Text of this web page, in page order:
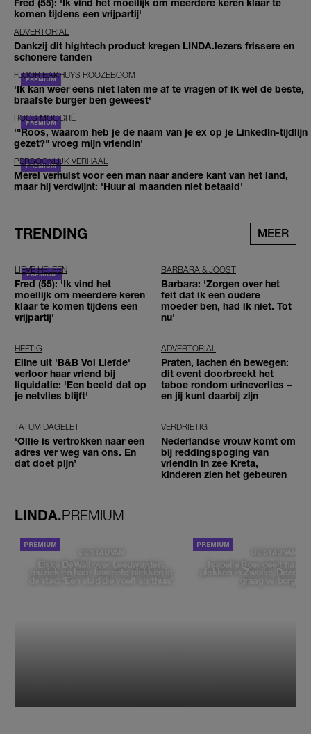
komen tijdens een vrijpartij'
ADVERTORIAL
Dankzij dit hightech product kregen LINDA.lezers frissere en
schonere tanden
FLOOR BAKHUYS ROOZEBOOM
'Ik kan weer eens niet laten me af te vragen of ik wel de beste,
braafste burger ben geweest'
ROOS MOGGRÉ
'"Roos, waarom heb je de naam van je ex op je LinkedIn-tijdlijn
gezet?" vroeg mijn vriendin'
PERSOONLIJK VERHAAL
Merel verhuist voor een man naar andere kant van het land,
maar hij verdwijnt: 'Huur al maanden niet betaald'
TRENDING MEER
LIEVE HELEEN
Fred (55): 'Ik vind het
moeilijk om meerdere keren
klaar te komen tijdens een
vrijpartij'
BARBARA & JOOST
Barbara: 'Zorgen over het
feit dat ik een oudere
moeder ben, had ik niet. Tot
nu'
HEFTIG
Eline uit 'B&B Vol Liefde'
verloor haar vriend bij
liquidatie: 'Een beeld dat op
je netvlies blijft'
ADVERTORIAL
Praten, lachen én bewegen:
dit event doorbreekt het
taboe rondom urineverlies –
en jij kunt daarbij zijn
TATUM DAGELET
'Ollie is vertrokken naar een
adres ver weg van ons. En
dat doet pijn’
VERDRIETIG
Nederlandse vrouw komt om
bij reddingspoging van
vriendin in zee Kreta,
kinderen zien het gebeuren
LINDA.PREMIUM
DE STAD VAN
Elske DeWall over Leeuwarden,
muziek en haar favoriete plekken in
de stad: 'Een stad die voelt als thuis'
DE STAD VAN
Isabelle Boer deelt haar
plekken in Zwolle: 'Deze
graag verborgen'